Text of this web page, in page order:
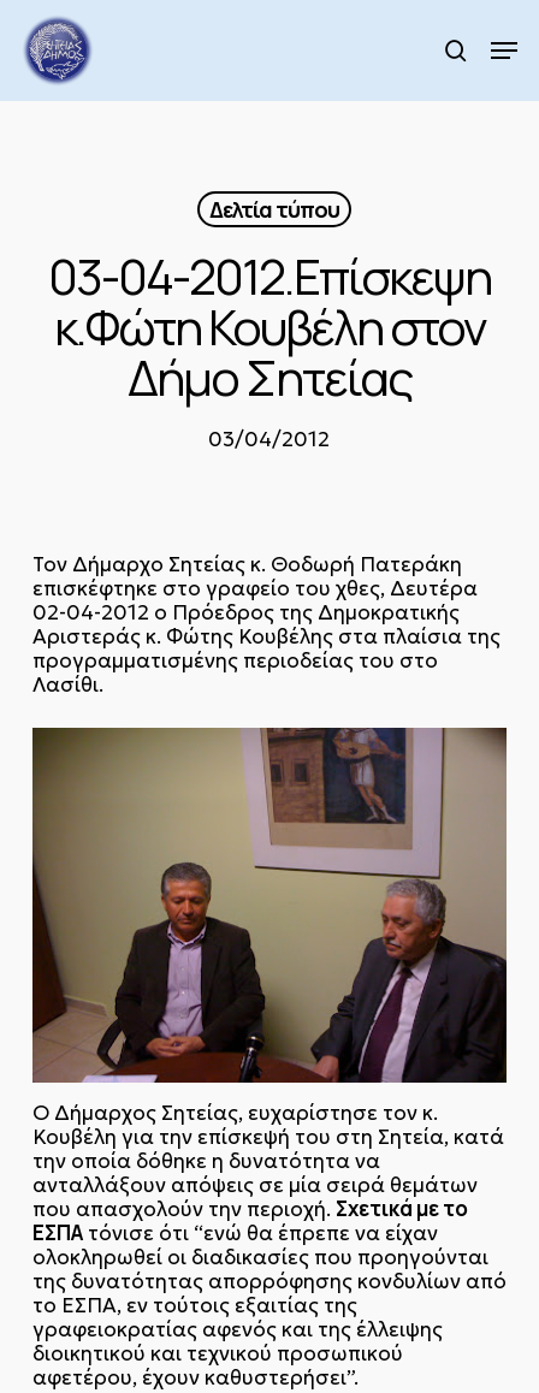
main
content
search
Δελτία τύπου
03-04-2012.Επίσκεψη
κ.Φώτη Κουβέλη στον
Δήμο Σητείας
03/04/2012
Τον Δήμαρχο Σητείας κ. Θοδωρή Πατεράκη
επισκέφτηκε στο γραφείο του χθες, Δευτέρα
02-04-2012 ο Πρόεδρος της Δημοκρατικής
Αριστεράς κ. Φώτης Κουβέλης στα πλαίσια της
προγραμματισμένης περιοδείας του στο
Λασίθι.
Ο Δήμαρχος Σητείας, ευχαρίστησε τον κ.
Κουβέλη για την επίσκεψή του στη Σητεία, κατά
την οποία δόθηκε η δυνατότητα να
ανταλλάξουν απόψεις σε μία σειρά θεμάτων
που απασχολούν την περιοχή. Σχετικά με το
ΕΣΠΑτόνισε ότι “ενώ θα έπρεπε να είχαν
ολοκληρωθεί οι διαδικασίες που προηγούνται
της δυνατότητας απορρόφησης κονδυλίων από
το ΕΣΠΑ, εν τούτοις εξαιτίας της
γραφειοκρατίας αφενός και της έλλειψης
διοικητικού και τεχνικού προσωπικού
αφετέρου, έχουν καθυστερήσει”.
Menu